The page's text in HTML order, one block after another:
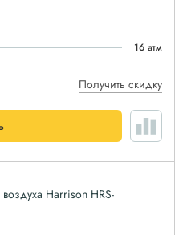
16 атм
Получить скидку
Harrison HRS-